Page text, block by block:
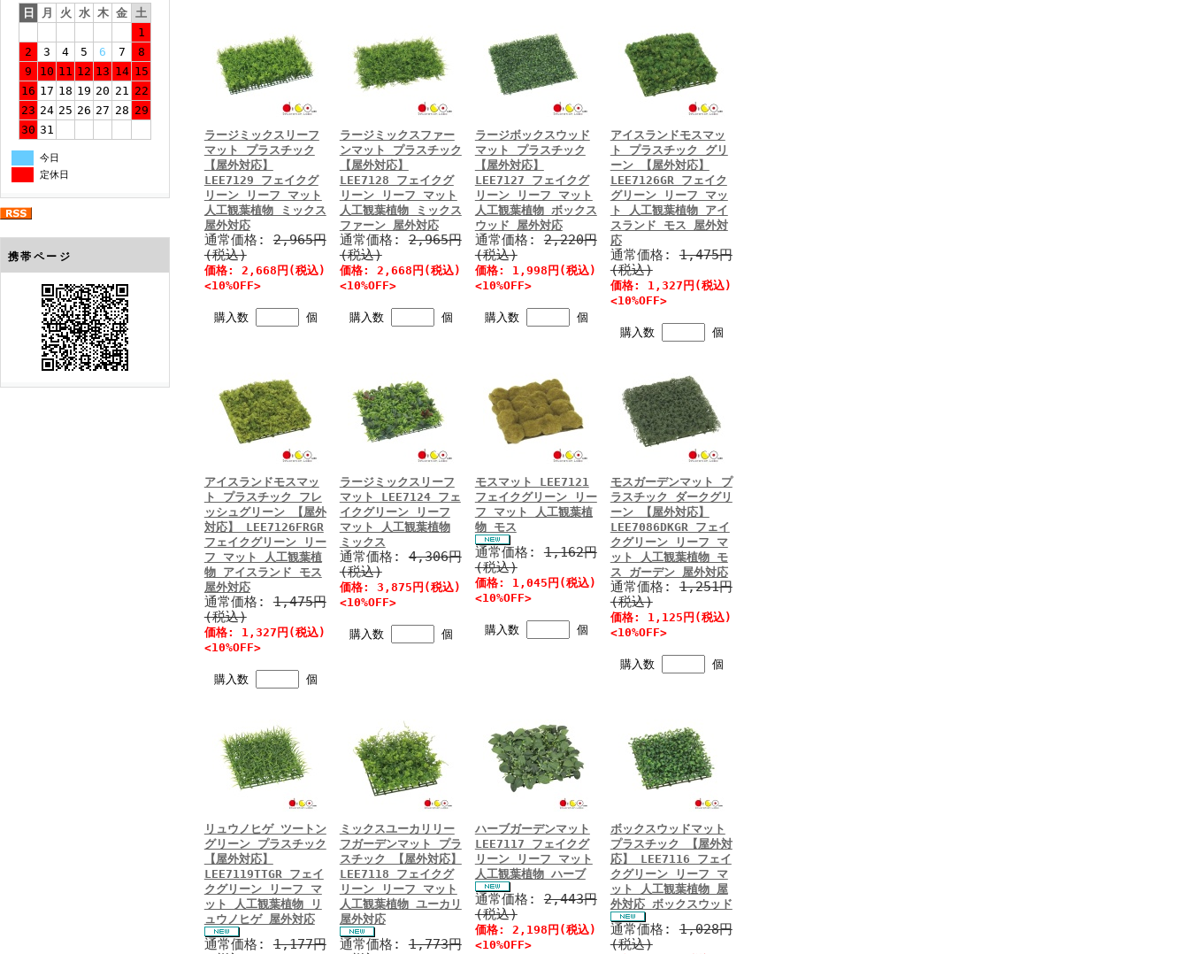
日
月 火 水 木 金 土
1
2
3 4 5 6 7
8
9
10 11 12 13 14 15
16 17 18 19 20 21 22
23 24 25 26 27 28 29
30 31
今日
定休日
携帯ページ
ラージミックスリーフ
マット プラスチック
【屋外対応】
LEE7129 フェイクグ
リーン リーフ マット
人工観葉植物 ミックス
屋外対応
通常価格:2,965円
(税込)
価格: 2,668円(税込)
<10%OFF>
購入数 個
ラージミックスファー
ンマット プラスチック
【屋外対応】
LEE7128 フェイクグ
リーン リーフ マット
人工観葉植物 ミックス
ファーン 屋外対応
通常価格:2,965円
(税込)
価格: 2,668円(税込)
<10%OFF>
購入数 個
ラージボックスウッド
マット プラスチック
【屋外対応】
LEE7127 フェイクグ
リーン リーフ マット
人工観葉植物 ボックス
ウッド 屋外対応
通常価格:2,220円
(税込)
価格: 1,998円(税込)
<10%OFF>
購入数 個
アイスランドモスマッ
ト プラスチック グリ
ーン 【屋外対応】
LEE7126GR フェイク
グリーン リーフ マッ
ト 人工観葉植物 アイ
スランド モス 屋外対
応
通常価格:1,475円
(税込)
価格: 1,327円(税込)
<10%OFF>
購入数 個
アイスランドモスマッ
ト プラスチック フレ
ッシュグリーン 【屋外
対応】 LEE7126FRGR
フェイクグリーン リー
フ マット 人工観葉植
物 アイスランド モス
屋外対応
通常価格:1,475円
(税込)
価格: 1,327円(税込)
<10%OFF>
購入数 個
ラージミックスリーフ
マット LEE7124 フェ
イクグリーン リーフ
マット 人工観葉植物
ミックス
通常価格:4,306円
(税込)
価格: 3,875円(税込)
<10%OFF>
購入数 個
モスマット LEE7121
フェイクグリーン リー
フ マット 人工観葉植
物 モス
通常価格:1,162円
(税込)
価格: 1,045円(税込)
<10%OFF>
購入数 個
モスガーデンマット プ
ラスチック ダークグリ
ーン 【屋外対応】
LEE7086DKGR フェイ
クグリーン リーフ マ
ット 人工観葉植物 モ
ス ガーデン 屋外対応
通常価格:1,251円
(税込)
価格: 1,125円(税込)
<10%OFF>
購入数 個
リュウノヒゲ ツートン
グリーン プラスチック
【屋外対応】
LEE7119TTGR フェイ
クグリーン リーフ マ
ット 人工観葉植物 リ
ュウノヒゲ 屋外対応
通常価格:1,177円
ミックスユーカリリー
フガーデンマット プラ
スチック 【屋外対応】
LEE7118 フェイクグ
リーン リーフ マット
人工観葉植物 ユーカリ
屋外対応
通常価格:1,773円
ハーブガーデンマット
LEE7117 フェイクグ
リーン リーフ マット
人工観葉植物 ハーブ
通常価格:2,443円
(税込)
価格: 2,198円(税込)
<10%OFF>
ボックスウッドマット
プラスチック 【屋外対
応】 LEE7116 フェイ
クグリーン リーフ マ
ット 人工観葉植物 屋
外対応 ボックスウッド
通常価格:1,028円
(税込)